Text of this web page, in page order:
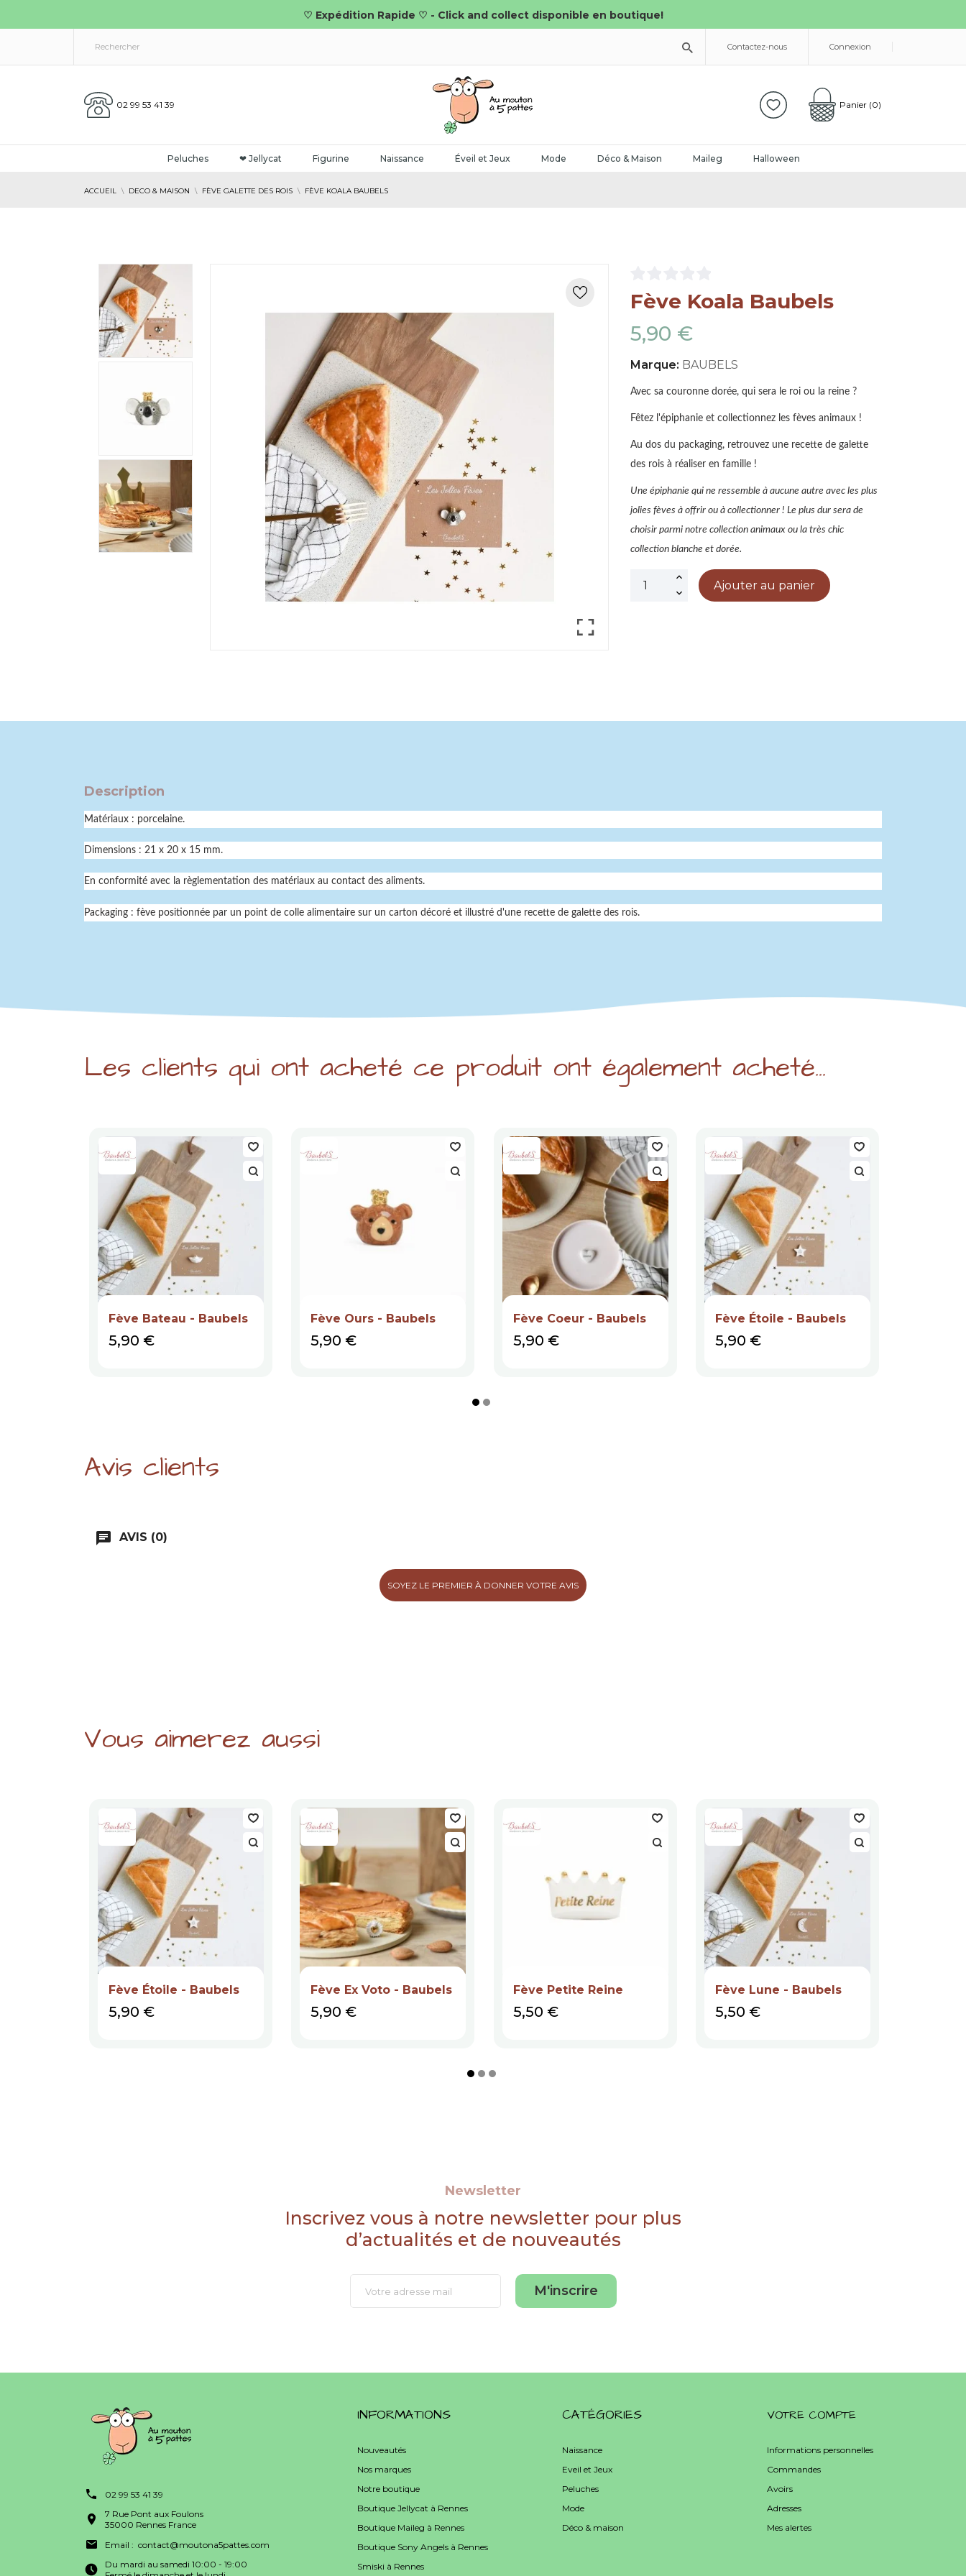
♡ Expédition Rapide ♡ - Click and collect disponible en boutique!
Contactez-nous Connexion
02 99 53 41 39 Panier (0)
Peluches ❤ Jellycat Figurine Naissance Éveil et Jeux Mode Déco & Maison Maileg Halloween
ACCUEIL DECO & MAISON FÈVE GALETTE DES ROIS FÈVE KOALA BAUBELS
Fève Koala Baubels
5,90 €
Marque: BAUBELS
Avec sa couronne dorée, qui sera le roi ou la reine ?
Fêtez l'épiphanie et collectionnez les fèves animaux !
Au dos du packaging, retrouvez une recette de galette
des rois à réaliser en famille !
Une épiphanie qui ne ressemble à aucune autre avec les plus
jolies fèves à offrir ou à collectionner ! Le plus dur sera de
choisir parmi notre collection animaux ou la très chic
collection blanche et dorée.
Ajouter au panier
Description
Matériaux : porcelaine.
Dimensions : 21 x 20 x 15 mm.
En conformité avec la règlementation des matériaux au contact des aliments.
Packaging : fève positionnée par un point de colle alimentaire sur un carton décoré et illustré d'une recette de galette des rois.
Les clients qui ont acheté ce produit ont également acheté...
Fève Bateau - Baubels
Prix
5,90 €
Fève Ours - Baubels
Prix
5,90 €
Fève Coeur - Baubels
Prix
5,90 €
Fève Étoile - Baubels
Prix
5,90 €
Avis clients
chat AVIS (0)
SOYEZ LE PREMIER À DONNER VOTRE AVIS
Vous aimerez aussi
Fève Étoile - Baubels
Prix
5,90 €
Fève Ex Voto - Baubels
Prix
5,90 €
Fève Petite Reine
Prix
5,50 €
Fève Lune - Baubels
Prix
5,50 €
Newsletter
Inscrivez vous à notre newsletter pour plus
d’actualités et de nouveautés
M'inscrire
02 99 53 41 39
7 Rue Pont aux Foulons
35000 Rennes France
Email : contact@moutona5pattes.com
Du mardi au samedi 10:00 - 19:00
INFORMATIONS
Nouveautés
Nos marques
Notre boutique
Boutique Jellycat à Rennes
Boutique Maileg à Rennes
Boutique Sony Angels à Rennes
Smiski à Rennes
CATÉGORIES
Naissance
Eveil et Jeux
Peluches
Mode
Déco & maison
VOTRE COMPTE
Informations personnelles
Commandes
Avoirs
Adresses
Mes alertes